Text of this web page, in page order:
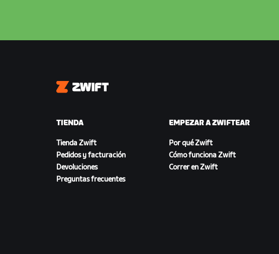
Zwift
TIENDA
Tienda Zwift
Pedidos y facturación
Devoluciones
Preguntas frecuentes
EMPEZAR A ZWIFTEAR
Por qué Zwift
Cómo funciona Zwift
Correr en Zwift